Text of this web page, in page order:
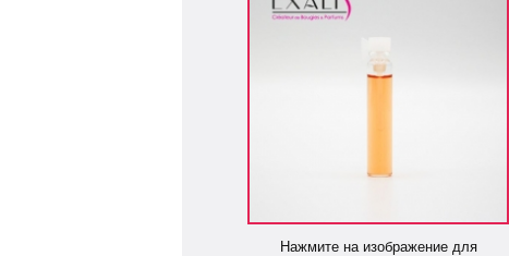
Нажмите на изображение для